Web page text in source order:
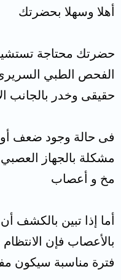
أهلا وسهلا بحضرتك
حضرتك محتاجة
الفحص الطبي
حقيقى وخدر بالجانب
فى حالة وجود ضعف
مشكلة بالجهاز
مخ و أعصاب
أما إذا تبين بالكشف
بالأعصاب فإن
فترة مناسبة سيكون